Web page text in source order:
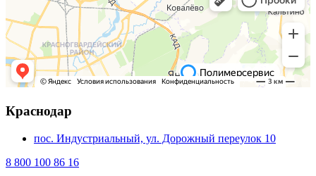
Краснодар
пос. Индустриальный, ул. Дорожный переулок 10
8 800 100 86 16